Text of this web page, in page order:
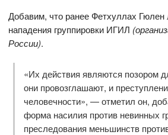
Добавим, что ранее Фетхуллах Гюлен
нападения группировки ИГИЛ
России).
«Их действия являются позором
они провозглашают, и
человечности», — отметил он,
форма насилия против невинных
преследования меньшинств